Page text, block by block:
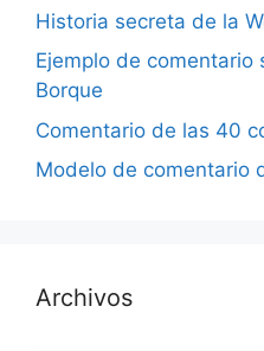
Historia secreta de la
Ejemplo de comentario
Borque
Comentario de las 40
Modelo de comentario
Archivos